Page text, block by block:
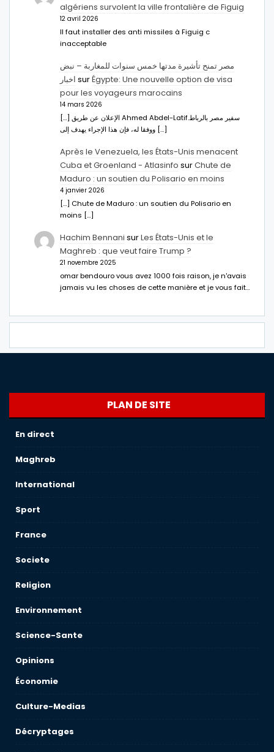
algériens survolent la ville frontalière de Figuig
12 avril 2026
Il faut installer des anti missiles à Figuig c
inacceptable
مصر تمنح تأشيرة مدتها خمس سنوات للمغاربة – نبض
اخبار surÉgypte: Une nouvelle option de visa
pour les voyageurs marocains
14 mars 2026
[…] الإعلان عن طريق Ahmed Abdel-Latifسفير مصر بالرباط.
ووفقا له، فإن هذا الإجراء يهدف إلى […]
Après le Venezuela, les États-Unis menacent
Cuba et Groenland - Atlasinfo surChute de
Maduro : un soutien du Polisario en moins
4 janvier 2026
[…] Chute de Maduro : un soutien du Polisario en
moins […]
Hachim Bennani surLes États-Unis et le
Maghreb : que veut faire Trump ?
21 novembre 2025
omar bendouro vous avez 1000 fois raison, je n'avais
jamais vu les choses de cette manière et je vous fait…
PLAN DE SITE
En direct
Maghreb
International
Sport
France
Societe
Religion
Environnement
Science-Sante
Opinions
Économie
Culture-Medias
Décryptages